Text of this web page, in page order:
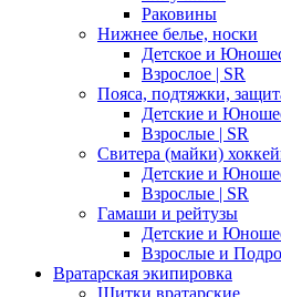
Раковины
Нижнее белье, носки
Детское и
Взрослое | SR
Пояса, подтяжки,
Детские и
Взрослые | SR
Свитера (майки)
Детские и
Взрослые | SR
Гамаши и рейтузы
Детские и
Взрослые и
Вратарская экипировка
Щитки вратарские